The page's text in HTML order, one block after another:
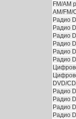
FM/AM
AM/FM/
Радио
Радио
Радио
Радио
Радио
Радио
DVD/
Радио
Радио
Радио
Радио